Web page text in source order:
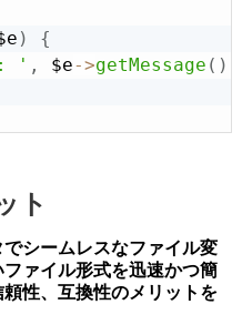
)
{
' , $e->getMessage ( )
ト
シームレスなファイル変
ァイル形式を迅速かつ簡
性、互換性のメリットを